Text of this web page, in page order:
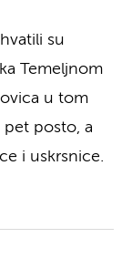
su
Temeljnom
u tom
pet posto, a
i uskrsnice.